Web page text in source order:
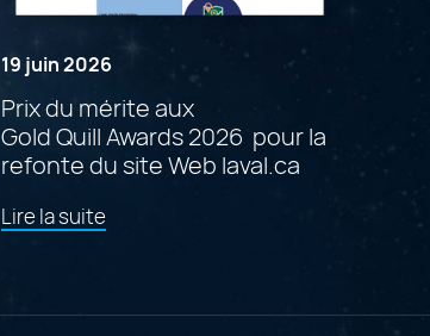
19 juin 2026
Prix du mérite aux
Gold Quill Awards 2026 pour la
refonte du site Web laval.ca
Lire la suitede
l'article